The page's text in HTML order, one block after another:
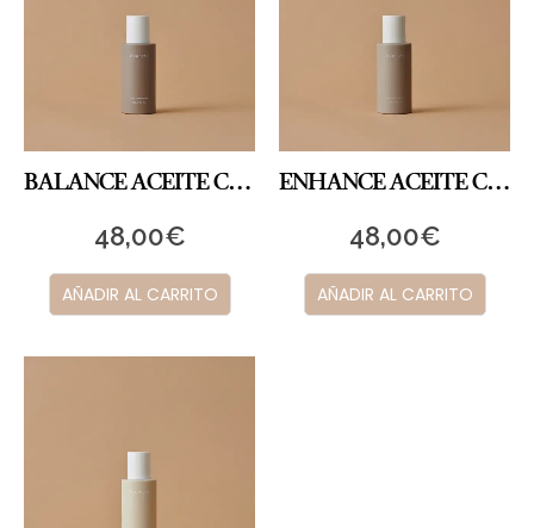
BALANCE ACEITE CORPORAL
48,00€
AÑADIR AL CARRITO
ENHANCE ACEITE CORPORAL
48,00€
AÑADIR AL CARRITO